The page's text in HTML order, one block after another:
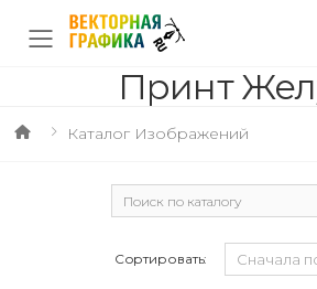
Принт
Каталог Изображений
Сортировать: